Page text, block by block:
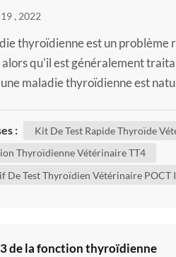
, 2022
thyroïdienne est un problème
alors qu'il est généralement
maladie thyroïdienne est
:
Kit De Test Rapide Thyroïde
Thyroïdienne Vétérinaire TT4
De Test Thyroïdien Vétérinaire POCT
de la fonction thyroïdienne